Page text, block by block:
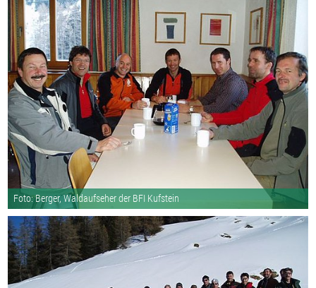
Foto: Berger, Waldaufseher der BFI Kufstein